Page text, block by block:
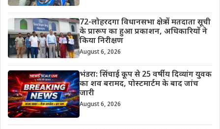
72-लोहरदगा विधानसभा क्षेत्र में मतदाता सूची
के प्रारूप का हुआ प्रकाशन, अधिकारियों ने
किया निरीक्षण
August 6, 2026
भंडरा: सिंचाई कूप से 25 वर्षीय दिव्यांग युवक
का शव बरामद, पोस्टमार्टम के बाद जांच
जारी
August 6, 2026